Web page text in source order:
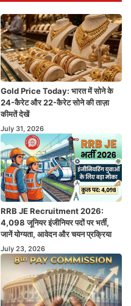
Gold Price Today: भारत में सोने के
24-कैरेट और 22-कैरेट सोने की ताज़ा
कीमतें देखें
July 31, 2026
RRB JE Recruitment 2026:
4,098 जूनियर इंजीनियर पदों पर भर्ती,
जानें योग्यता, आवेदन और चयन प्रक्रिया
July 23, 2026